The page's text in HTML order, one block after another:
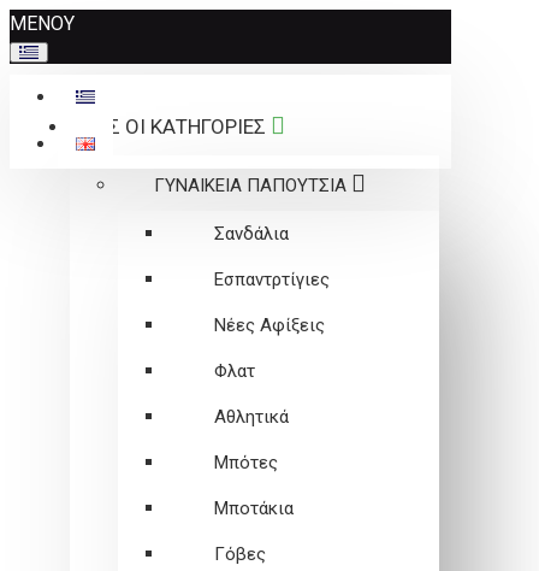
Σημείωση:
Αυτός
ο
ιστότοπος
περιλαμβάνει
ΜΕΝΟΥ
ΟΛΕΣ ΟΙ ΚΑΤΗΓΟΡΙΕΣ
ΓΥΝΑΙΚΕΙΑ ΠΑΠΟΥΤΣΙΑ
Σανδάλια
Εσπαντρτίγιες
Νέες Αφίξεις
Φλατ
Αθλητικά
Μπότες
Μποτάκια
Γόβες